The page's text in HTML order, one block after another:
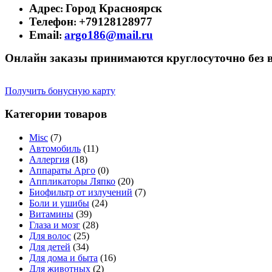
Адрес: Город Красноярск
Телефон: +79128128977
Email: argo186@mail.ru
Онлайн заказы принимаются круглосуточно без
Получить бонусную карту
Категории товаров
Misc (7)
Автомобиль (11)
Аллергия (18)
Аппараты Арго (0)
Аппликаторы Ляпко (20)
Биофильтр от излучений (7)
Боли и ушибы (24)
Витамины (39)
Глаза и мозг (28)
Для волос (25)
Для детей (34)
Для дома и быта (16)
Для животных (2)